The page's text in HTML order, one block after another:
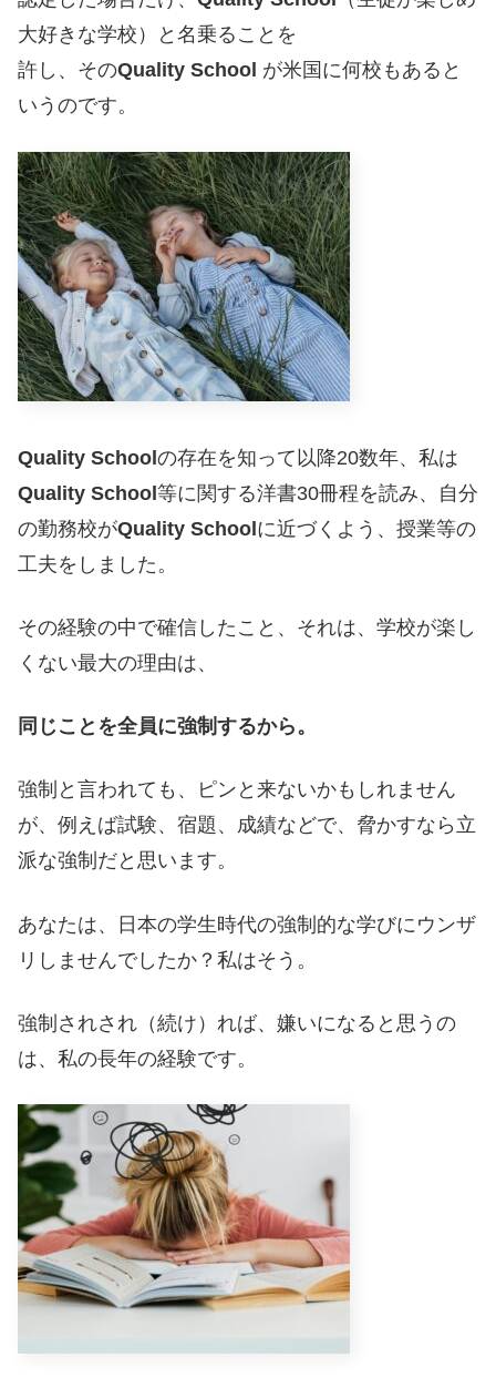
大好きな学校）と名乗ることを
許し、そのQuality School が米国に何校もあると
いうのです。
Quality Schoolの存在を知って以降20数年、私は
Quality School等に関する洋書30冊程を読み、自分
の勤務校がQuality Schoolに近づくよう、授業等の
工夫をしました。
その経験の中で確信したこと、それは、学校が楽し
くない最大の理由は、
同じことを全員に強制するから。
強制と言われても、ピンと来ないかもしれません
が、例えば試験、宿題、成績などで、脅かすなら立
派な強制だと思います。
あなたは、日本の学生時代の強制的な学びにウンザ
リしませんでしたか？私はそう。
強制されされ（続け）れば、嫌いになると思うの
は、私の長年の経験です。